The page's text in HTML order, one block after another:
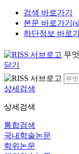
검색 바로가기
본문 바로가기
하단정보 바로가
무
닫기
상세검색
상세검색
통합검색
국내학술논문
학위논문